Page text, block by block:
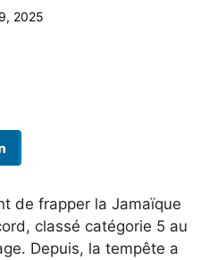
2025
de frapper la Jamaïque
classé catégorie 5 au
Depuis, la tempête a